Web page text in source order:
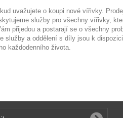
uvažujete o koupi nové vířivky.
služby pro všechny vířivky,
přijedou a postarají se o všechny
služby a oddělení s díly jsou k
každodenního života.